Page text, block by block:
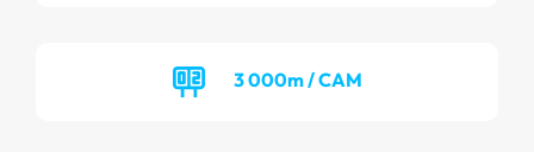
3 000m / CAM